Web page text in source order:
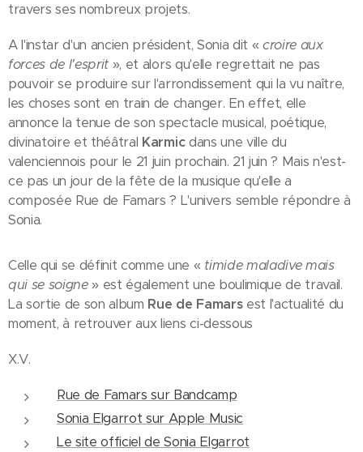
travers ses nombreux projets.
A l'instar d'un ancien président, Sonia dit « croire aux
forces de l'esprit », et alors qu'elle regrettait ne pas
pouvoir se produire sur l'arrondissement qui la vu naître,
les choses sont en train de changer. En effet, elle
annonce la tenue de son spectacle musical, poétique,
divinatoire et théâtral Karmicdans une ville du
valenciennois pour le 21 juin prochain. 21 juin ? Mais n'est-
ce pas un jour de la fête de la musique qu'elle a
composée Rue de Famars ? L'univers semble répondre à
Sonia.
Celle qui se définit comme une « timide maladive mais
qui se soigne» est également une boulimique de travail.
La sortie de son album Rue de Famars est l'actualité du
moment, à retrouver aux liens ci-dessous
X.V.
Rue de Famars sur Bandcamp
Sonia Elgarrot sur Apple Music
Le site officiel de Sonia Elgarrot